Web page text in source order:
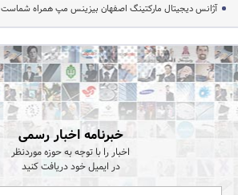
آژانس دیجیتال مارکتینگ اصفهان بیزینس مپ همراه شماست
خبرنامه اخبار رسمی
اخبار را با توجه به حوزه موردنظر
در ایمیل خود دریافت کنید